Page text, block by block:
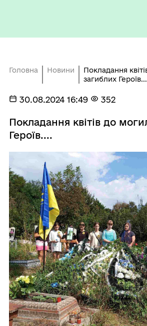
Головна Новини
Покладання
загиблих
30.08.2024 16:49 352
Покладання квітів до
Героїв....